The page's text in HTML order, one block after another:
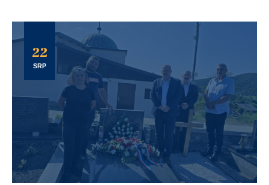
22
SRP